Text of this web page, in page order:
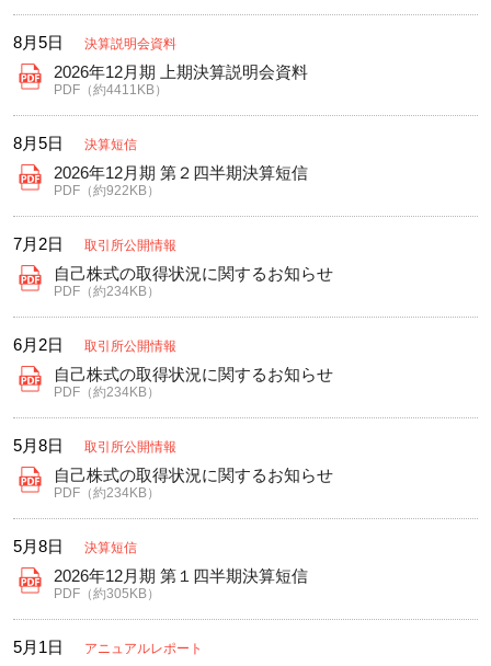
8月5日 決算説明会資料
2026年12月期 上期決算説明会資料
PDF（約4411KB）
8月5日 決算短信
2026年12月期 第２四半期決算短信
PDF（約922KB）
7月2日 取引所公開情報
自己株式の取得状況に関するお知らせ
PDF（約234KB）
6月2日 取引所公開情報
自己株式の取得状況に関するお知らせ
PDF（約234KB）
5月8日 取引所公開情報
自己株式の取得状況に関するお知らせ
PDF（約234KB）
5月8日 決算短信
2026年12月期 第１四半期決算短信
PDF（約305KB）
5月1日 アニュアルレポート